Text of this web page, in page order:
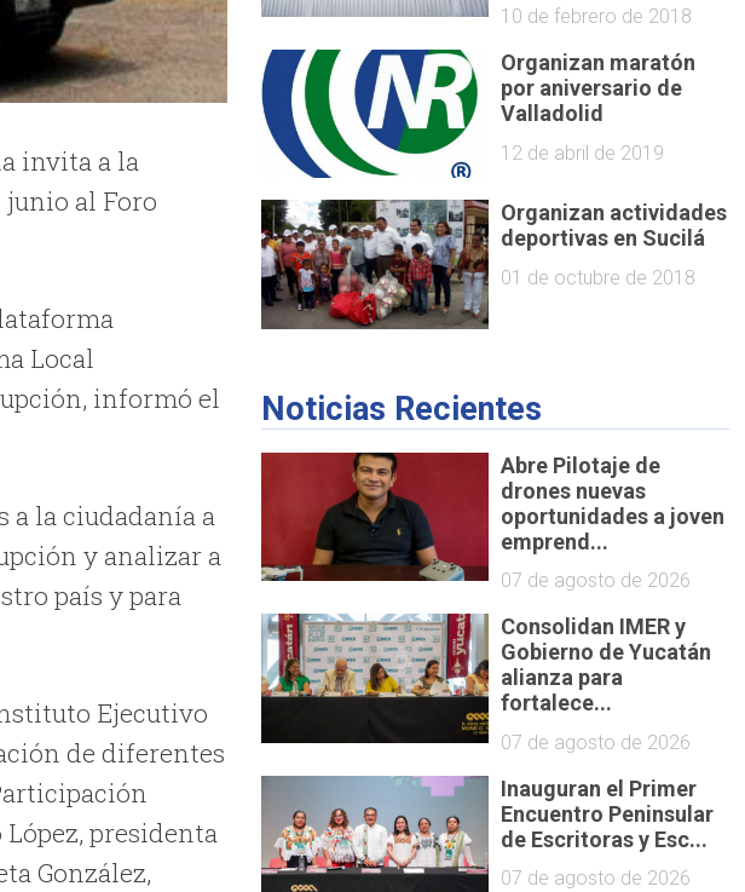
invita a la
al Foro
Local
informó el
a la ciudadanía a
y analizar a
país y para
Ejecutivo
de diferentes
presidenta
González,
10 de febrero de 2018
Organizan maratón
por aniversario de
Valladolid
12 de abril de 2019
Organizan actividades
deportivas en Sucilá
01 de octubre de 2018
Noticias Recientes
Abre Pilotaje de
drones nuevas
oportunidades a joven
emprend...
07 de agosto de 2026
Consolidan IMER y
Gobierno de Yucatán
alianza para
fortalece...
07 de agosto de 2026
Inauguran el Primer
Encuentro Peninsular
de Escritoras y Esc...
07 de agosto de 2026